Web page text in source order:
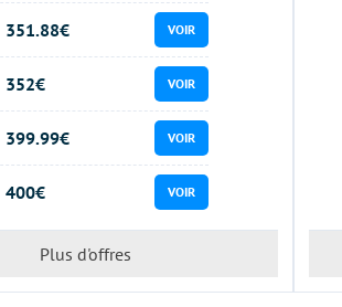
351.88€ VOIR
352€ VOIR
399.99€ VOIR
400€ VOIR
Plus d'offres